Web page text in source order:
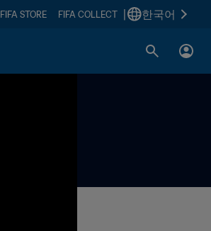
FIFA STORE FIFA COLLECT 한국어